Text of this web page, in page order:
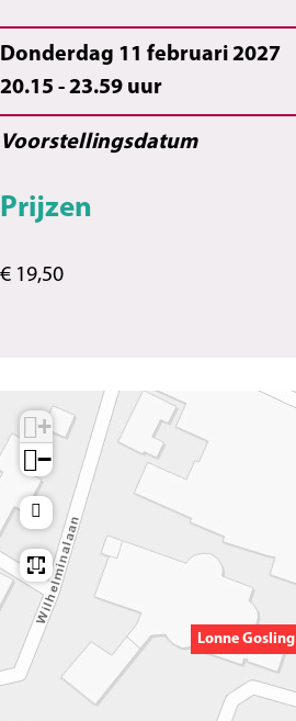
Donderdag 11 februari 2027
20.15 - 23.59 uur
Voorstellingsdatum
Prijzen
€ 19,50
Lonne Gosling
+
−